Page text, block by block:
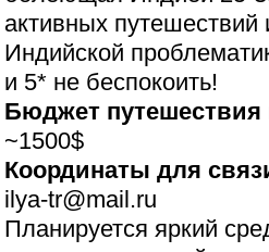
активных путешествий
Индийской
и 5* не беспокоить!
Бюджет путешествия
~1500$
Координаты для
ilya-tr@mail.ru
Планируется яркий